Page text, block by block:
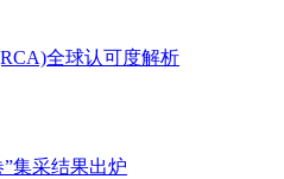
全球认可度解析
集采结果出炉